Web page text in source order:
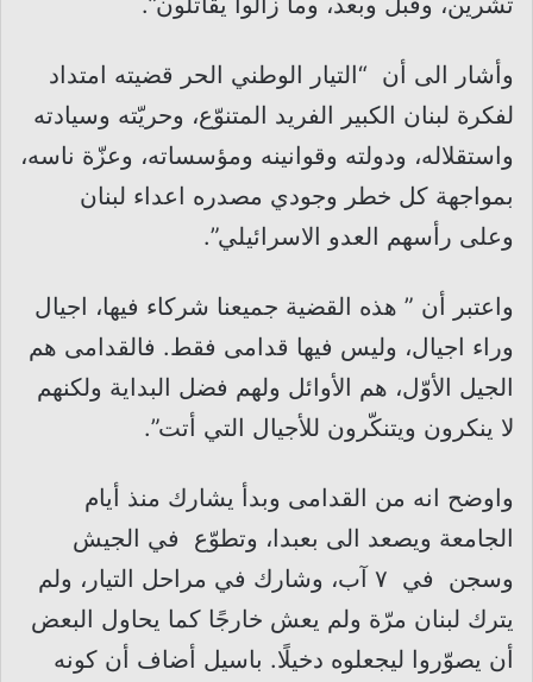
وأشار الى أن “التيار الوطني الحر قضيته امتداد
لفكرة لبنان الكبير الفريد المتنوّع، وحريّته وسيادته
واستقلاله، ودولته وقوانينه ومؤسساته، وعزّة ناسه،
بمواجهة كل خطر وجودي مصدره اعداء لبنان
وعلى رأسهم العدو الاسرائيلي”.
واعتبر أن ” هذه القضية جميعنا شركاء فيها، اجيال
وراء اجيال، وليس فيها قدامى فقط. فالقدامى هم
الجيل الأوّل، هم الأوائل ولهم فضل البداية ولكنهم
لا ينكرون ويتنكّرون للأجيال التي أتت”.
واوضح انه من القدامى وبدأ يشارك منذ أيام
الجامعة ويصعد الى بعبدا، وتطوّع في الجيش
وسجن في ٧ آب، وشارك في مراحل التيار، ولم
يترك لبنان مرّة ولم يعش خارجًا كما يحاول البعض
أن يصوّروا ليجعلوه دخيلًا. باسيل أضاف أن كونه